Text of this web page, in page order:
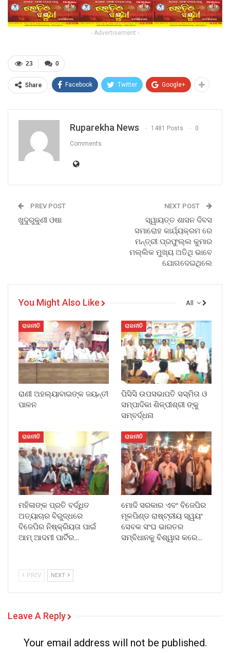
- Advertisement -
0
23
Share Facebook Twitter Google+
Ruparekha News 1481 Posts 0
Comments
PREV POST
ଖୁଦୁରୁକୁଣୀ ଓଷା
NEXT POST
ସ୍ୱାୟତ୍ତ ଶାସନ ଦିବସ
ସମାରୋହ କାର୍ଯ୍ୟକ୍ରମ ରେ
ମନ୍ତ୍ରୀ ପ୍ରଫୁଲ୍ଲ କୁମାର
ମଲ୍ଲିକ ମୁଖ୍ୟ ଅତିଥି ଭାବେ
ଯୋଗଦେଇଥିଲେ
All
You Might Also Like
ରାଜନୀତି
ରାଣୀ ଅହଲ୍ୟାବାଇଙ୍କ ଜୟନ୍ତୀ
ପାଳନ
ରାଜନୀତି
ପିସିସି ଉପସଭାପତି ସସ୍ମିତା ଓ
ସମ୍ପାଦିକା ଶିଳ୍ପୀଶ୍ରୀ ଙ୍କୁ
ସମ୍ବର୍ଦ୍ଧନା
ରାଜନୀତି
ମହିଳାଙ୍କ ପ୍ରତି ବର୍ଦ୍ଧିତ
ଅତ୍ୟାଚାର ବିରୁଦ୍ଧରେ
ବିଜେପିର ନିଷ୍କ୍ରିୟତା ପାଇଁ
ଆମ୍ ଆଦମୀ ପାର୍ଟିର…
ରାଜନୀତି
ମୋଦି ସରକାର ଏବଂ ବିଜେପିର
ମୂଳପିଣ୍ଡ ରାଷ୍ଟ୍ରୀୟ ସ୍ୱୟଂ
ସେବକ ସଂଘ ଭାରତର
ସମ୍ବିଧାନକୁ ବିଶ୍ୱାସ କରେ…
PREV NEXT
Leave A Reply
Your email address will not be published.